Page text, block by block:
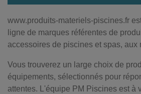
www.produits-materiels-piscines.fr
ligne de marques référentes de
accessoires de piscines et spas, aux
Vous trouverez un large choix de
équipements, sélectionnés pour
attentes. L'équipe PM Piscines est à